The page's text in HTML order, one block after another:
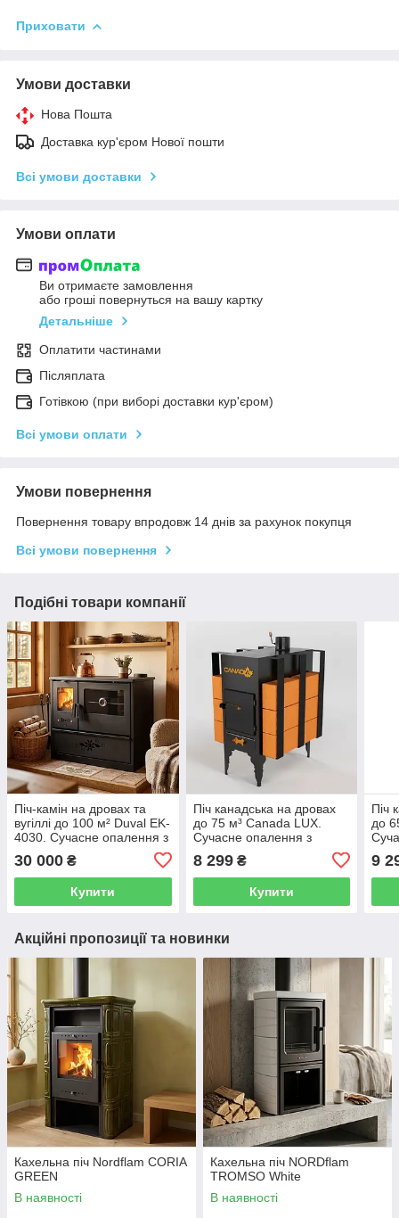
Приховати
Умови доставки
Нова Пошта
Доставка кур'єром Нової пошти
Всі умови доставки
Умови оплати
Ви отримаєте замовлення
або гроші повернуться на вашу картку
Детальніше
Оплатити частинами
Післяплата
Готівкою (при виборі доставки кур'єром)
Всі умови оплати
Умови повернення
Повернення товару впродовж 14 днів за рахунок покупця
Всі умови повернення
Подібні товари компанії
Піч-камін на дровах та
вугіллі до 100 м² Duval EK-
4030. Сучасне опалення з
варильною поверхнею із
чавуну 9 кВт Турція
30 000 ₴
Купити
Піч канадська на дровах
до 75 м³ Canada LUX.
Сучасне опалення з
конфоркою зі сталі 6 кВт
8 299₴
Купити
Піч
до
9
Акційні пропозиції та новинки
Кахельна піч Nordflam CORIA
GREEN
В наявності
Кахельна піч NORDflam
TROMSO White
В наявності